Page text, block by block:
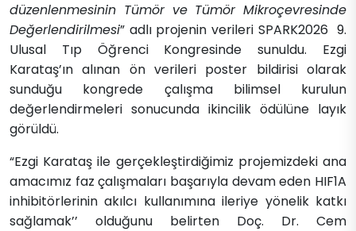
düzenlenmesinin Tümör ve Tümör Mikroçevresinde
Değerlendirilmesi” adlı projenin verileri SPARK2026 9.
Ulusal Tıp Öğrenci Kongresinde sunuldu. Ezgi
Karataş’ın alınan ön verileri poster bildirisi olarak
sunduğu kongrede çalışma bilimsel kurulun
değerlendirmeleri sonucunda ikincilik ödülüne layık
görüldü.
“Ezgi Karataş ile gerçekleştirdiğimiz projemizdeki ana
amacımız faz çalışmaları başarıyla devam eden HIF1A
inhibitörlerinin akılcı kullanımına ileriye yönelik katkı
sağlamak’’ olduğunu belirten Doç. Dr. Cem